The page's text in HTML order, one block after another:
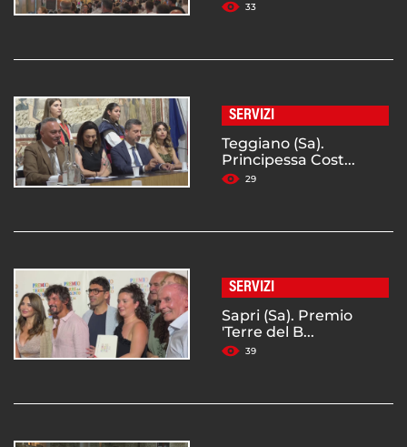
33
SERVIZI
Teggiano (Sa).
Principessa Cost...
29
SERVIZI
Sapri (Sa). Premio
'Terre del B...
39